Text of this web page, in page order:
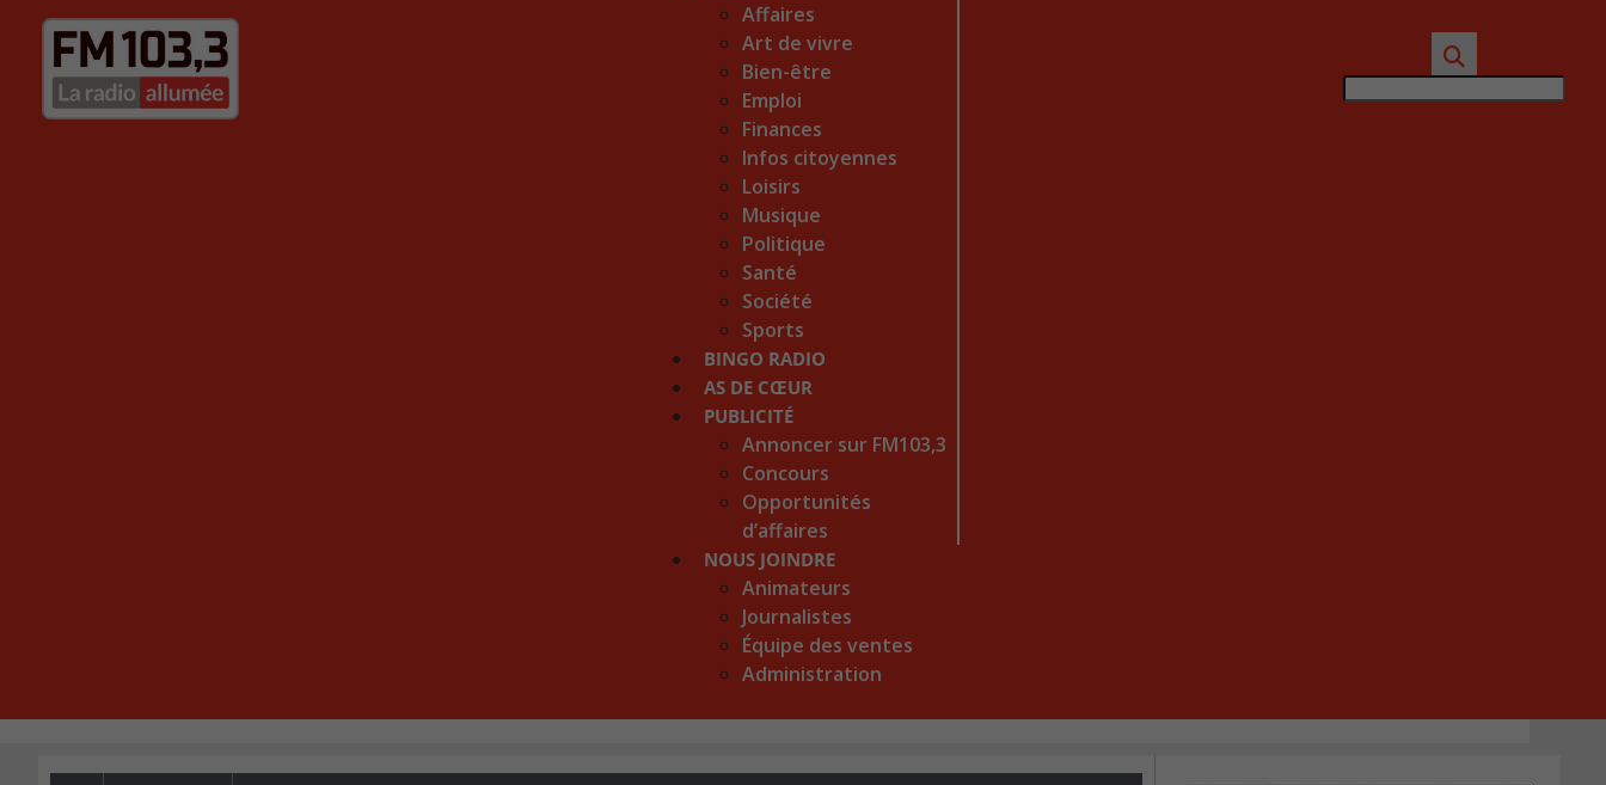
Affaires
Art de vivre
Bien-être
Emploi
Finances
Infos citoyennes
Loisirs
Musique
Politique
Santé
Société
Sports
BINGO RADIO
AS DE CŒUR
PUBLICITÉ
Annoncer sur FM103,3
Concours
Opportunités
d’affaires
NOUS JOINDRE
Animateurs
Journalistes
Équipe des ventes
Administration